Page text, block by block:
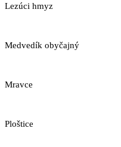
Lezúci hmyz
Medvedík obyčajný
Mravce
Ploštice